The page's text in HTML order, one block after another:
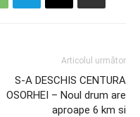
Articolul următor
S-A DESCHIS CENTURA
OSORHEI – Noul drum are
aproape 6 km si